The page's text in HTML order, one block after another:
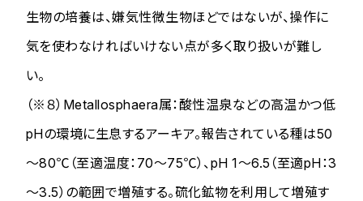
生物の培養は、嫌気性微生物ほどではないが、操作に
気を使わなければいけない点が多く取り扱いが難し
い。
（※８） Metallosphaera属：酸性温泉などの高温かつ低
pHの環境に生息するアーキア。報告されている種は50
～80℃（至適温度：70～75℃）、pH 1～6.5（至適pH：3
～3.5）の範囲で増殖する。硫化鉱物を利用して増殖す